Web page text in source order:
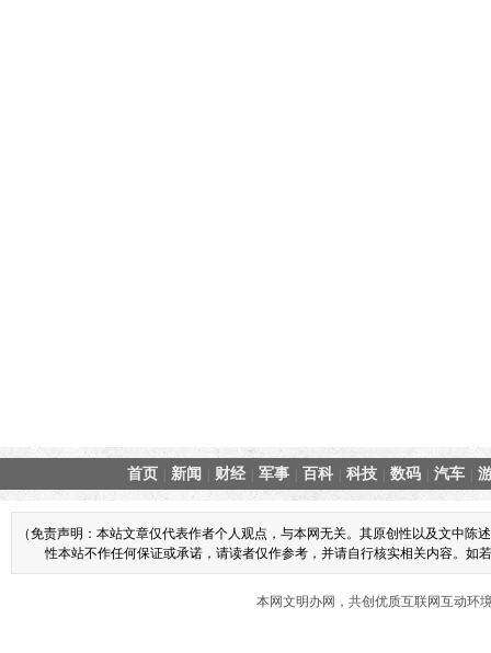
首页 新闻 财经 军事 百科 科技 数码 汽车
（免责声明：本站文章仅代表作者个人观点，与本网无关。其原创性以及文中
性本站不作任何保证或承诺，请读者仅作参考，并请自行核实相关内容。
本网文明办网，共创优质互联网互动